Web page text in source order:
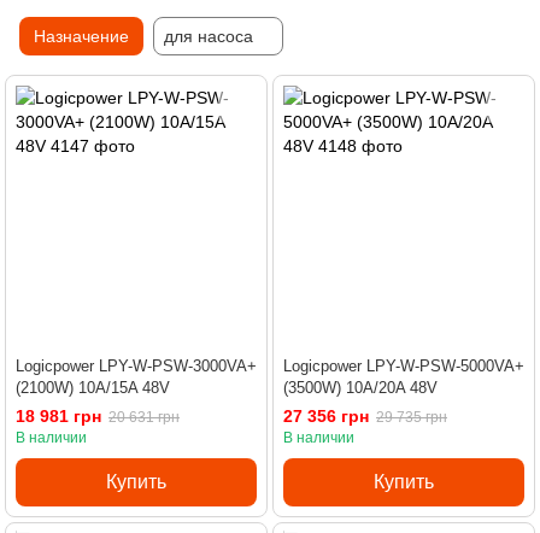
Назначение для насоса
Logicpower LPY-W-PSW-3000VA+
(2100W) 10A/15A 48V
18 981 грн 20 631 грн
В наличии
Купить
Logicpower LPY-W-PSW-5000VA+
(3500W) 10A/20A 48V
27 356 грн 29 735 грн
В наличии
Купить